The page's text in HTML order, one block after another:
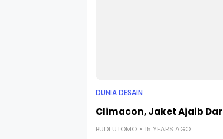
DUNIA DESAIN
Climacon, Jaket Ajaib
BUDI UTOMO 15 YEARS AGO